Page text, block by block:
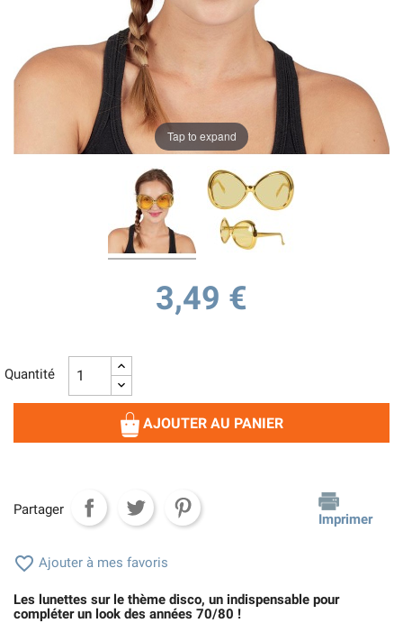
Tap to expand
3,49 €
Quantité
AJOUTER AU PANIER
Partager
Imprimer
 Ajouter à mes favoris
Les lunettes sur le thème disco, un indispensable pour
compléter un look des années 70/80 !